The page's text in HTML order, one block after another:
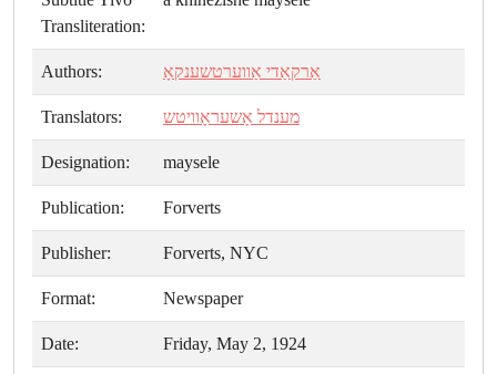
Transliteration:
Authors: אַרקאַדי אַווערטשענקאָ
Translators: מענדל אָשעראָוויטש
Designation: maysele
Publication: Forverts
Publisher: Forverts, NYC
Format: Newspaper
Date: Friday, May 2, 1924